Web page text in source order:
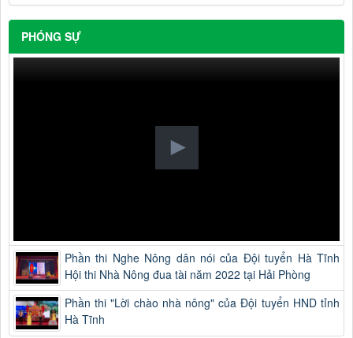
PHÓNG SỰ
Phần thi Nghe Nông dân nói của Đội tuyển Hà Tĩnh
Hội thi Nhà Nông đua tài năm 2022 tại Hải Phòng
Phần thi "Lời chào nhà nông" của Đội tuyển HND tỉnh
Hà Tĩnh